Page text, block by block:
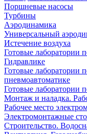
Поршневые насосы
Турбины
Аэродинамика
Универсальный
Истечение воздуха
Готовые лаборатории
Гидравлике
Готовые лаборатории
пневмоавтоматике
Готовые лаборатории
Монтаж и наладка.
Рабочее место
Электромонтажные
Строительство.